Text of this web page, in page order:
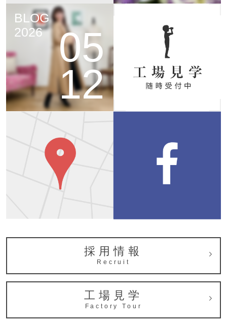
BLOG
2026
05
12
採用情報
Recruit
工場見学
Factory Tour